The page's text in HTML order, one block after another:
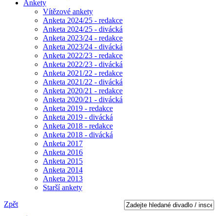
Ankety
Vítězové ankety
Anketa 2024/25 - redakce
Anketa 2024/25 - divácká
Anketa 2023/24 - redakce
Anketa 2023/24 - divácká
Anketa 2022/23 - redakce
Anketa 2022/23 - divácká
Anketa 2021/22 - redakce
Anketa 2021/22 - divácká
Anketa 2020/21 - redakce
Anketa 2020/21 - divácká
Anketa 2019 - redakce
Anketa 2019 - divácká
Anketa 2018 - redakce
Anketa 2018 - divácká
Anketa 2017
Anketa 2016
Anketa 2015
Anketa 2014
Anketa 2013
Starší ankety
Zpět